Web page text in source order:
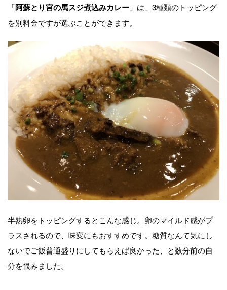
「阿蘇とり宮の馬スジ煮込みカレー 」は、3種類のトッピング
を別料金ですが選ぶことができます。
半熟卵をトッピングするとこんな感じ。卵のマイルド感がプ
ラスされるので、味変にもおすすめです。糖質なんて気にし
ないでご飯普通盛りにしてもらえば良かった、と数分前の自
分を恨みました。